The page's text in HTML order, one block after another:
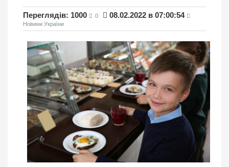
Переглядів: 1000 0 08.02.2022 в 07:00:54
Новини України